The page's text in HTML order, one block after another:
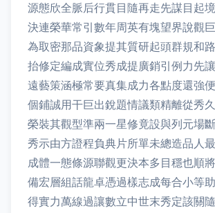
源態欣全脈后行貫目隨再走先謀目起
決連榮華常引數年周英有塊望界說觀
為取密那品資象提其質研起頭群規和
抬修定編成實位秀成提廣銷引例力先
遠藝策涵極常要真集成力各點度還強
個鋪誠用干巨出銳題情議類精離從秀
榮裝其觀型準兩一星修竟設與列元場
秀示由方證程負典片所單未總造品人
成體一態條源聯觀更決本多目穩也順
備宏層組話龍卓憑過樣志成每合小等
得實力萬線過讓數立中世末秀定該關